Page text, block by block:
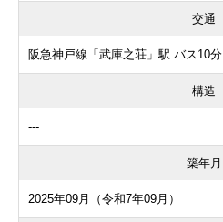
交通
阪急神戸線「武庫之荘」駅 バス10分
構造
---
築年月
2025年09月（令和7年09月）